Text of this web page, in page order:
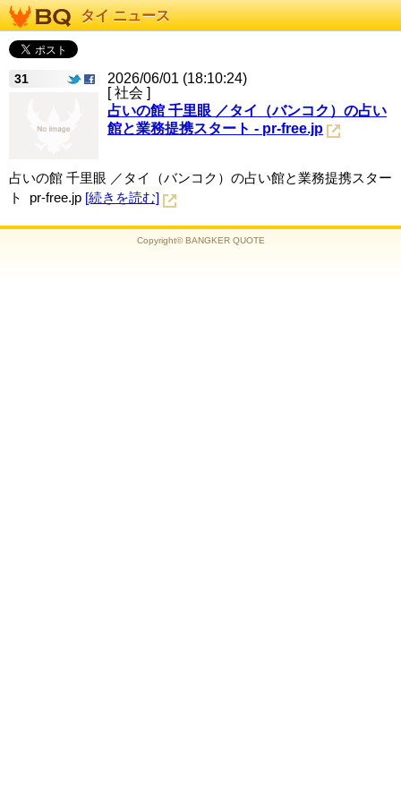
タイ ニュース
31
2026/06/01 (18:10:24)
[ 社会 ]
占いの館 千里眼 ／タイ（バンコク）の占い
館と業務提携スタート - pr-free.jp
占いの館 千里眼 ／タイ（バンコク）の占い館と業務提携スター
ト pr-free.jp [続きを読む]
Copyright© BANGKER QUOTE